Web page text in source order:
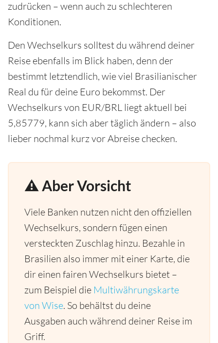
zudrücken – wenn auch zu schlechteren
Konditionen.
Den Wechselkurs solltest du während deiner
Reise ebenfalls im Blick haben, denn der
bestimmt letztendlich, wie viel Brasilianischer
Real du für deine Euro bekommst. Der
Wechselkurs von EUR/BRL liegt aktuell bei
5,85779, kann sich aber täglich ändern – also
lieber nochmal kurz vor Abreise checken.
⚠️ Aber Vorsicht
Viele Banken nutzen nicht den offiziellen
Wechselkurs, sondern fügen einen
versteckten Zuschlag hinzu. Bezahle in
Brasilien also immer mit einer Karte, die
dir einen fairen Wechselkurs bietet –
zum Beispiel die Multiwährungskarte
von Wise. So behältst du deine
Ausgaben auch während deiner Reise im
Griff.